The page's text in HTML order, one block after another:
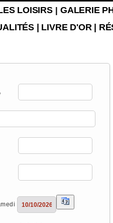
LOISIRS| GALERIE
| LIVRE D'OR|